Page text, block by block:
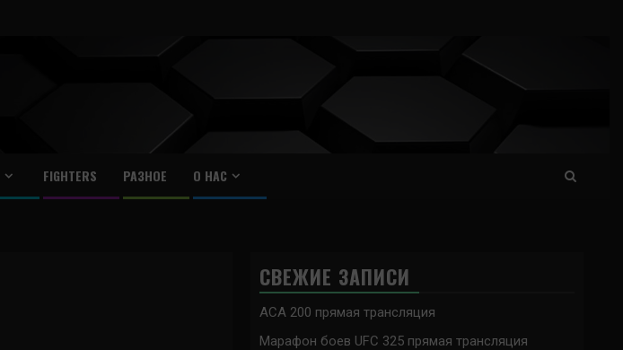
FIGHTERS РАЗНОЕ О НАС
СВЕЖИЕ ЗАПИСИ
ACA 200 прямая трансляция
Марафон боев UFC 325 прямая трансляция